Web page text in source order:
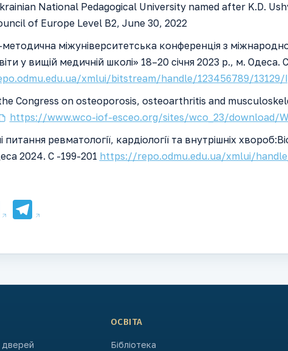
National Pedagogical University named after K.D.
of Europe Level B2, June 30, 2022
міжуніверситетська конференція з
у вищій медичній школі» 18–20 січня 2023 р., м. Одеса.
xmlui/bitstream/handle/123456789/13129/
Congress on osteoporosis, osteoarthritis and
https://www.wco-iof-esceo.org/sites/wco_23/download/
питання ревматології, кардіології та внутрішніх
2024. С -199-201 https://repo.odmu.edu.ua/xmlui/
TwitterTelegram
дверей
ОСВІТА
Бібліотека